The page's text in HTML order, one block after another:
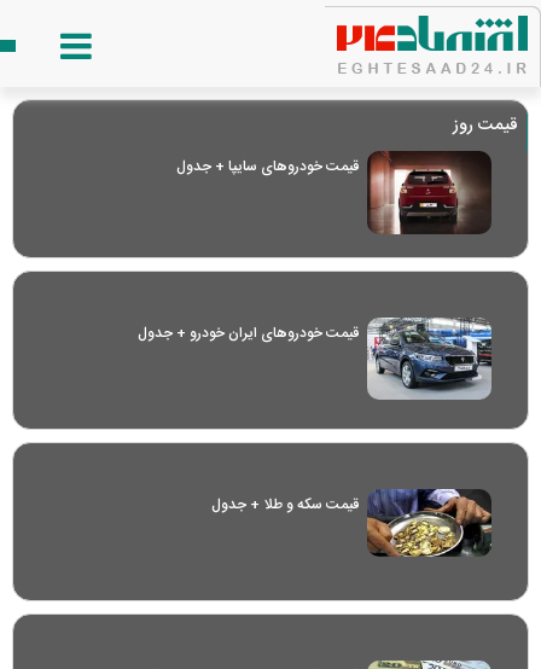
قیمت روز
قیمت خودرو‌های سایپا + جدول
قیمت خودرو‌های ایران خودرو + جدول
قیمت سکه و طلا + جدول